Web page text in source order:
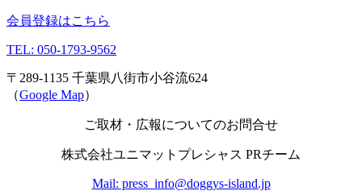
会員登録はこちら
TEL: 050-1793-9562
〒289-1135 千葉県八街市小谷流624
（Google Map）
ご取材・広報についてのお問合せ
株式会社ユニマットプレシャス PRチーム
Mail: press_info@doggys-island.jp